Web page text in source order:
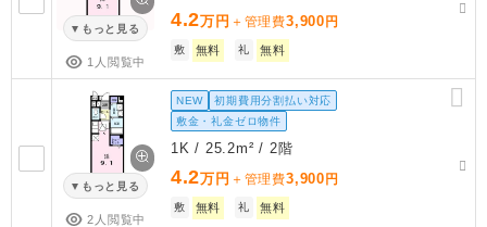
もっと見る
1人閲覧中
4.2万円 ＋管理費3,900 円
敷 無料 礼 無料
もっと見る
2人閲覧中
NEW
初期費用分割払い対応
敷金・礼金ゼロ物件
1K / 25.2m² / 2階
4.2万円 ＋管理費3,900 円
敷 無料 礼 無料